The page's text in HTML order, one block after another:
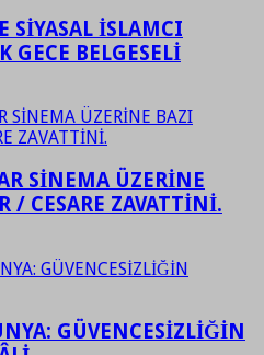
SİYASAL İSLAMCI
GECE BELGESELİ
SİNEMA ÜZERİNE
/ CESARE ZAVATTİNİ.
GÜVENCESİZLİĞİN